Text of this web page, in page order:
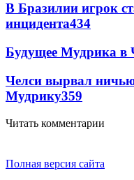
В Бразилии игрок
инцидента434
Будущее Мудрика в
Челси вырвал
Мудрику359
Читать комментарии
Полная версия сайта